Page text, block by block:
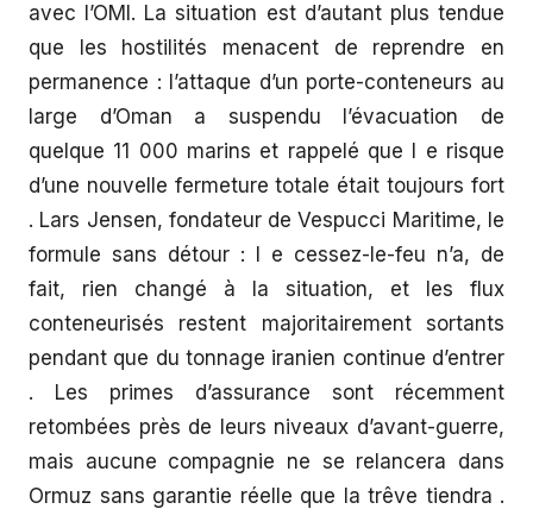
avec l’OMI. La situation est d’autant plus tendue
que les hostilités menacent de reprendre en
permanence : l’attaque d’un porte-conteneurs au
large d’Oman a suspendu l’évacuation de
quelque 11 000 marins et rappelé que l e risque
d’une nouvelle fermeture totale était toujours fort
. Lars Jensen, fondateur de Vespucci Maritime, le
formule sans détour : l e cessez-le-feu n’a, de
fait, rien changé à la situation, et les flux
conteneurisés restent majoritairement sortants
pendant que du tonnage iranien continue d’entrer
. Les primes d’assurance sont récemment
retombées près de leurs niveaux d’avant-guerre,
mais aucune compagnie ne se relancera dans
Ormuz sans garantie réelle que la trêve tiendra .